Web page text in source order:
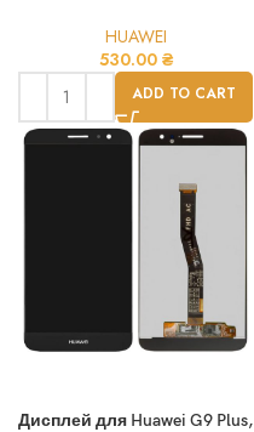
HUAWEI
530.00 ₴
ADD TO CART
Дисплей для Huawei G9 Plus,